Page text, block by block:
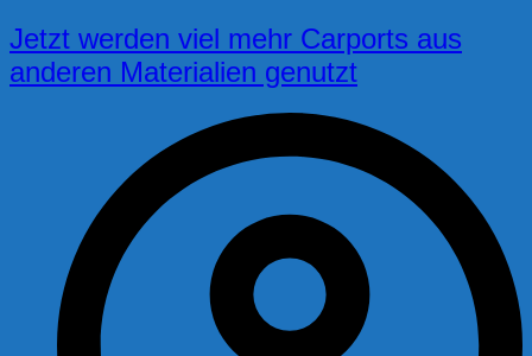
Jetzt werden viel mehr Carports aus
anderen Materialien genutzt